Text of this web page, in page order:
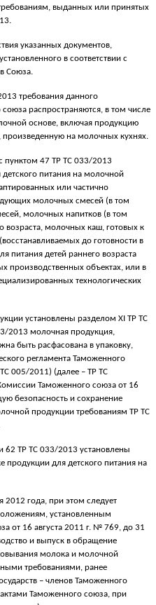
выданных или принятых
указанных документов,
в соответствии с
Союза.
требования данного
распространяются, в том числе
основе, включая продукцию
произведенную на молочных кухнях.
с пунктом 47 ТР ТС 033/2013
питания на молочной
или частично
молочных смесей (в том
молочных напитков (в том
возраста, молочных каш, готовых к
до готовности в
питания детей раннего возраста
производственных объектах, или в
технологических
установлены разделом XI ТР ТС
2013 молочная продукция,
быть расфасована в упаковку,
регламента Таможенного
005/2011) (далее – ТР ТС
Таможенного союза от 16
безопасность и сохранение
продукции требованиям ТР ТС
62 ТР ТС 033/2013 установлены
продукции для детского питания на
2012 года, при этом следует
установленным
от 16 августа 2011 г. № 769, до 31
и выпуск в обращение
молока и молочной
требованиями, ранее
– членов Таможенного
Таможенного союза, при